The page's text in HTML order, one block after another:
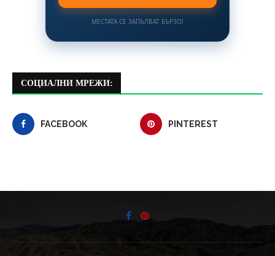
МЕСТАТА СЕ ЗАПЪЛВАТ БЪРЗО!
СОЦИАЛНИ МРЕЖИ:
FACEBOOK PINTEREST